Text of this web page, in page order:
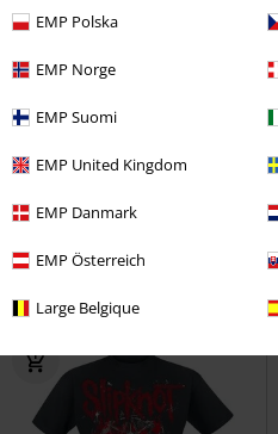
EMP Polska
EMP Norge
EMP Suomi
EMP United Kingdom
EMP Danmark
EMP Österreich
Large Belgique
Talla grande
Desde26,99 €
Angels Lie